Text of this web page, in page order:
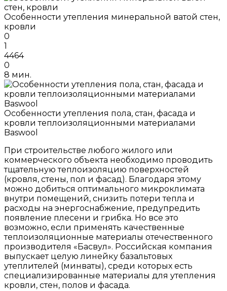
Особенности утепления минеральной ватой стен,
кровли
0
1
4464
0
8 мин.
Особенности утепления пола, стан, фасада и
кровли теплоизоляционными материалами
Baswool
При строительстве любого жилого или
коммерческого объекта необходимо проводить
тщательную теплоизоляцию поверхностей
(кровля, стены, пол и фасад). Благодаря этому
можно добиться оптимального микроклимата
внутри помещений, снизить потери тепла и
расходы на энергоснабжение, предупредить
появление плесени и грибка. Но все это
возможно, если применять качественные
теплоизоляционные материалы отечественного
производителя «Басвул». Российская компания
выпускает целую линейку базальтовых
утеплителей (минваты), среди которых есть
специализированные материалы для утепления
кровли, стен, полов и фасада.